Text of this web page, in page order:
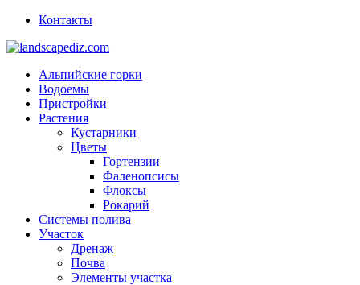
Контакты
Альпийские горки
Водоемы
Пристройки
Растения
Кустарники
Цветы
Гортензии
Фаленопсисы
Флоксы
Рокарий
Системы полива
Участок
Дренаж
Почва
Элементы участка